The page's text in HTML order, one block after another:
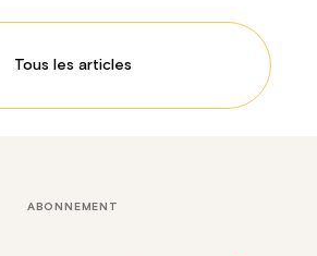
Tous les articles
ABONNEMENT